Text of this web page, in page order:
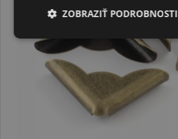
ZOBRAZIŤ PODROBNOSTI